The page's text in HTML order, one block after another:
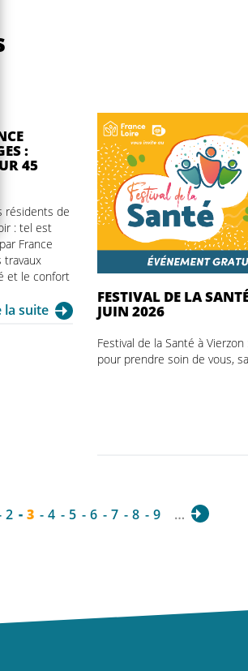
:
45
résidents de
: tel est
France
travaux
et le confort
la suite
FESTIVAL DE LA
JUIN 2026
Festival de la Santé à
pour prendre soin de vous,
2 3 4 5 6 7 8 9 …